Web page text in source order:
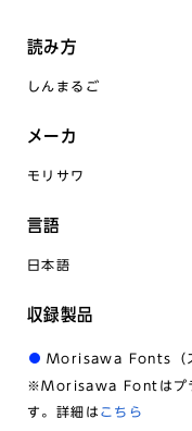
読み方
しんまるご
メーカ
モリサワ
言語
日本語
収録製品
Morisawa Fonts（ス
※Morisawa Fontはプラ
す。詳細は こちら